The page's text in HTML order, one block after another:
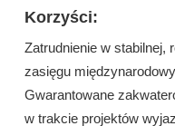
Korzyści:
Zatrudnienie w stabilnej,
zasięgu
Gwarantowane
w trakcie projektów